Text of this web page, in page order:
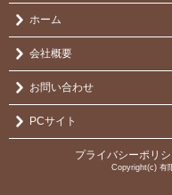
ホーム
会社概要
お問い合わせ
PCサイト
プライバシーポリ
Copyright(c) 有